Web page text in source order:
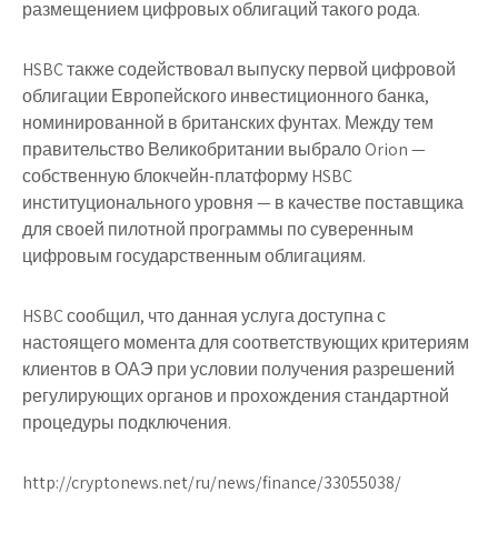
размещением цифровых облигаций такого рода.
HSBC также содействовал выпуску первой цифровой
облигации Европейского инвестиционного банка,
номинированной в британских фунтах. Между тем
правительство Великобритании выбрало Orion —
собственную блокчейн-платформу HSBC
институционального уровня — в качестве поставщика
для своей пилотной программы по суверенным
цифровым государственным облигациям.
HSBC сообщил, что данная услуга доступна с
настоящего момента для соответствующих критериям
клиентов в ОАЭ при условии получения разрешений
регулирующих органов и прохождения стандартной
процедуры подключения.
http://cryptonews.net/ru/news/finance/33055038/